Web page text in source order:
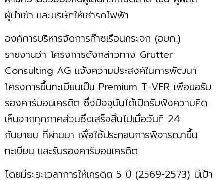
ผู้นำเข้า และบริษัทให้เช่ารถไฟฟ้า
องค์การบริหารจัดการก๊าซเรือนกระจก (อบก.)
รายงานว่า โครงการดังกล่าวทาง Grutter
Consulting AG แจ้งความประสงค์ในการพัฒนา
โครงการขึ้นทะเบียนเป็น Premium T-VER เพื่อขอรับ
รองคาร์บอนเครดิต ซึ่งปัจจุบันได้เปิดรับฟังความคิด
เห็นจากทุกภาคส่วนซึ่งเสร็จสิ้นไปเมื่อวันที่ 24
กันยายน ที่ผ่านมา เพื่อใช้ประกอบการพิจารณาขึ้น
ทะเบียน และรับรองคาร์บอนเครดิต
โดยมีระยะเวลาการให้เครดิต 5 ปี (2569-2573) มีเป้า